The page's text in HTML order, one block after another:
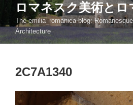
ス
キ
ロマネスク美術と
The emilia_romanica blog:
Architecture
2C7A1340